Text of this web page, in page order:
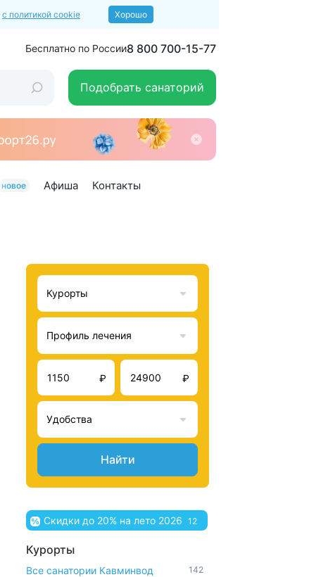
с политикой cookie Хорошо
Бесплатно по России8 800 700-15-77
Подобрать санаторий
новое Афиша Контакты
Курорты
Профиль лечения
₽ ₽
Удобства
Найти
Скидки до 20% на лето 2026 12
Курорты
Все санатории Кавминвод 142